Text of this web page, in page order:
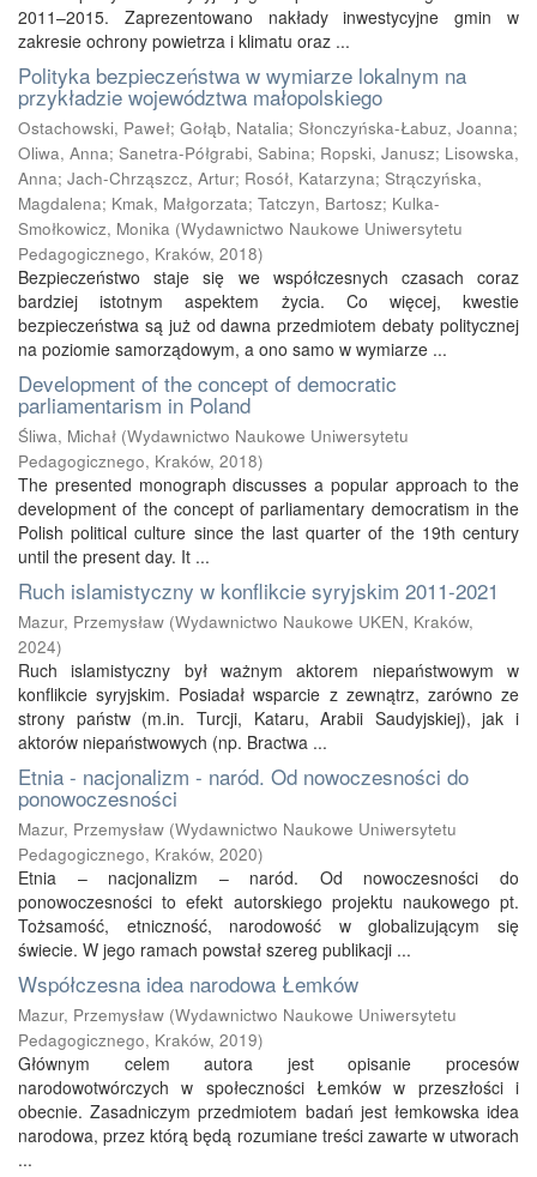
2011–2015. Zaprezentowano nakłady inwestycyjne gmin w
zakresie ochrony powietrza i klimatu oraz ...
Polityka bezpieczeństwa w wymiarze lokalnym na
przykładzie województwa małopolskiego
Ostachowski, Paweł; Gołąb, Natalia; Słonczyńska-Łabuz, Joanna;
Oliwa, Anna; Sanetra-Półgrabi, Sabina; Ropski, Janusz; Lisowska,
Anna; Jach-Chrząszcz, Artur; Rosół, Katarzyna; Strączyńska,
Magdalena; Kmak, Małgorzata; Tatczyn, Bartosz; Kulka-
Smołkowicz, Monika (Wydawnictwo Naukowe Uniwersytetu
Pedagogicznego, Kraków, 2018)
Bezpieczeństwo staje się we współczesnych czasach coraz
bardziej istotnym aspektem życia. Co więcej, kwestie
bezpieczeństwa są już od dawna przedmiotem debaty politycznej
na poziomie samorządowym, a ono samo w wymiarze ...
Development of the concept of democratic
parliamentarism in Poland
Śliwa, Michał (Wydawnictwo Naukowe Uniwersytetu
Pedagogicznego, Kraków, 2018)
The presented monograph discusses a popular approach to the
development of the concept of parliamentary democratism in the
Polish political culture since the last quarter of the 19th century
until the present day. It ...
Ruch islamistyczny w konflikcie syryjskim 2011-2021
Mazur, Przemysław (Wydawnictwo Naukowe UKEN, Kraków,
2024)
Ruch islamistyczny był ważnym aktorem niepaństwowym w
konflikcie syryjskim. Posiadał wsparcie z zewnątrz, zarówno ze
strony państw (m.in. Turcji, Kataru, Arabii Saudyjskiej), jak i
aktorów niepaństwowych (np. Bractwa ...
Etnia - nacjonalizm - naród. Od nowoczesności do
ponowoczesności
Mazur, Przemysław (Wydawnictwo Naukowe Uniwersytetu
Pedagogicznego, Kraków, 2020)
Etnia – nacjonalizm – naród. Od nowoczesności do
ponowoczesności to efekt autorskiego projektu naukowego pt.
Tożsamość, etniczność, narodowość w globalizującym się
świecie. W jego ramach powstał szereg publikacji ...
Współczesna idea narodowa Łemków
Mazur, Przemysław (Wydawnictwo Naukowe Uniwersytetu
Pedagogicznego, Kraków, 2019)
Głównym celem autora jest opisanie procesów
narodowotwórczych w społeczności Łemków w przeszłości i
obecnie. Zasadniczym przedmiotem badań jest łemkowska idea
narodowa, przez którą będą rozumiane treści zawarte w utworach
...